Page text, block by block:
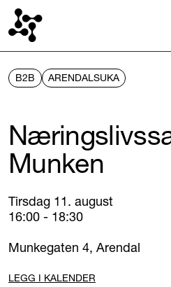
B2B ARENDALSUKA
Munken
Tirsdag 11. august
16:00 - 18:30
Munkegaten 4, Arendal
LEGG I KALENDER